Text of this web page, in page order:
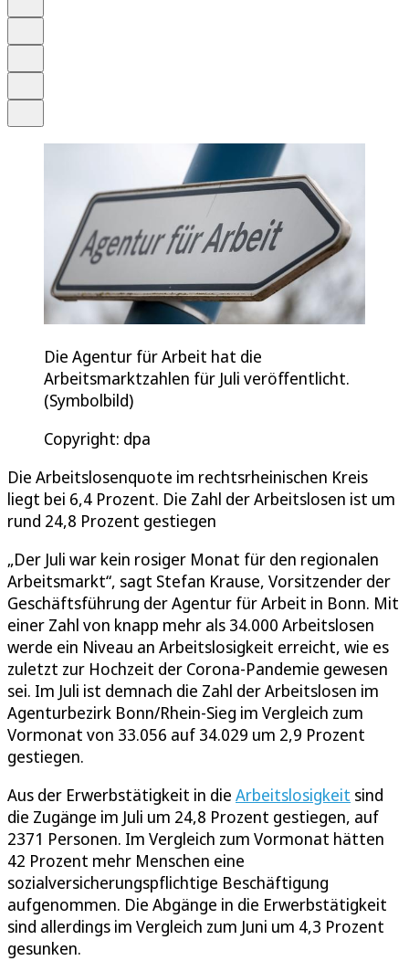
Die Agentur für Arbeit hat die
Arbeitsmarktzahlen für Juli veröffentlicht.
(Symbolbild)
Copyright: dpa
Die Arbeitslosenquote im rechtsrheinischen Kreis
liegt bei 6,4 Prozent. Die Zahl der Arbeitslosen ist um
rund 24,8 Prozent gestiegen
„Der Juli war kein rosiger Monat für den regionalen
Arbeitsmarkt“, sagt Stefan Krause, Vorsitzender der
Geschäftsführung der Agentur für Arbeit in Bonn. Mit
einer Zahl von knapp mehr als 34.000 Arbeitslosen
werde ein Niveau an Arbeitslosigkeit erreicht, wie es
zuletzt zur Hochzeit der Corona-Pandemie gewesen
sei. Im Juli ist demnach die Zahl der Arbeitslosen im
Agenturbezirk Bonn/Rhein-Sieg im Vergleich zum
Vormonat von 33.056 auf 34.029 um 2,9 Prozent
gestiegen.
Aus der Erwerbstätigkeit in die Arbeitslosigkeit sind
die Zugänge im Juli um 24,8 Prozent gestiegen, auf
2371 Personen. Im Vergleich zum Vormonat hätten
42 Prozent mehr Menschen eine
sozialversicherungspflichtige Beschäftigung
aufgenommen. Die Abgänge in die Erwerbstätigkeit
sind allerdings im Vergleich zum Juni um 4,3 Prozent
gesunken.